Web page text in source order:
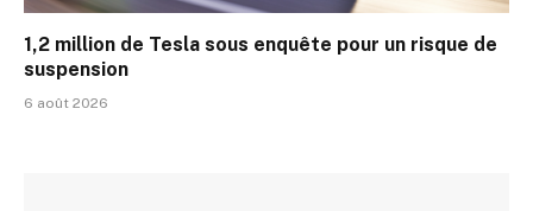
1,2 million de Tesla sous enquête pour un risque de
suspension
6 août 2026